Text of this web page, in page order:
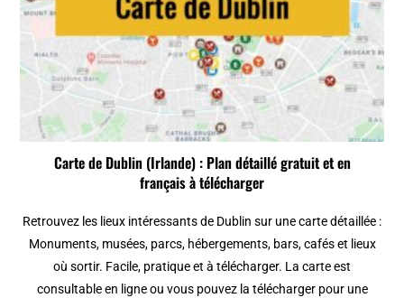
Carte de Dublin (Irlande) : Plan détaillé gratuit et en
français à télécharger
Retrouvez les lieux intéressants de Dublin sur une carte détaillée :
Monuments, musées, parcs, hébergements, bars, cafés et lieux
où sortir. Facile, pratique et à télécharger. La carte est
consultable en ligne ou vous pouvez la télécharger pour une